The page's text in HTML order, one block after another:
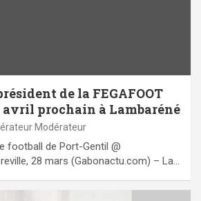
de la FEGAFOOT
avril prochain à Lambaréné
Modérateur
football de Port-Gentil @
28 mars (Gabonactu.com) – La…